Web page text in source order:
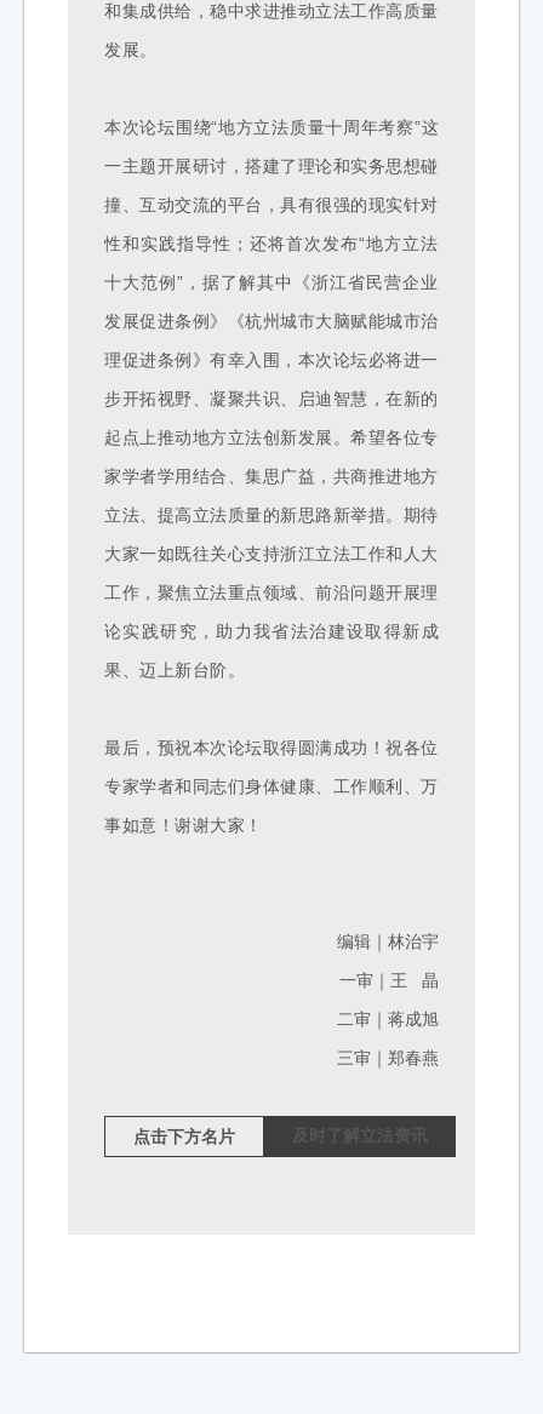
和集成供给，稳中求进推动立法工作高质量
发展。
本次论坛围绕“地方立法质量十周年考察”这
一主题开展研讨，搭建了理论和实务思想碰
撞、互动交流的平台，具有很强的现实针对
性和实践指导性；还将首次发布“地方立法
十大范例”，据了解其中《浙江省民营企业
发展促进条例》《杭州城市大脑赋能城市治
理促进条例》有幸入围，本次论坛必将进一
步开拓视野、凝聚共识、启迪智慧，在新的
起点上推动地方立法创新发展。希望各位专
家学者学用结合、集思广益，共商推进地方
立法、提高立法质量的新思路新举措。期待
大家一如既往关心支持浙江立法工作和人大
工作，聚焦立法重点领域、前沿问题开展理
论实践研究，助力我省法治建设取得新成
果、迈上新台阶。
最后，预祝本次论坛取得圆满成功！祝各位
专家学者和同志们身体健康、工作顺利、万
事如意！谢谢大家！
编辑｜林治宇
一审｜王 晶
二审｜蒋成旭
三审｜郑春燕
点击下方名片 及时了解立法资讯